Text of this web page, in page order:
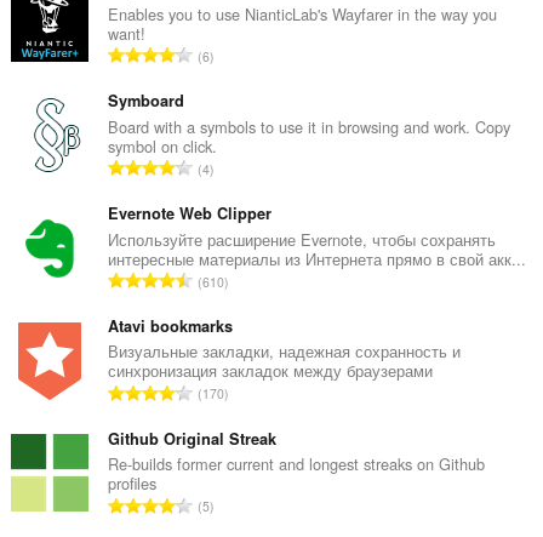
Enables you to use NianticLab's Wayfarer in the way you
want!
В
г
о
о
е
н
о
к
:
6
Symboard
Board with a symbols to use it in browsing and work. Copy
symbol on click.
В
е
г
о
о
е
н
о
к
:
4
Evernote Web Clipper
Используйте расширение Evernote, чтобы сохранять
интересные материалы из Интернета прямо в свой акк...
В
е
г
о
о
е
н
о
к
610
Atavi bookmarks
Визуальные закладки, надежная сохранность и
синхронизация закладок между браузерами
В
е
г
о
170
Github Original Streak
Re-builds former current and longest streaks on Github
profiles
В5